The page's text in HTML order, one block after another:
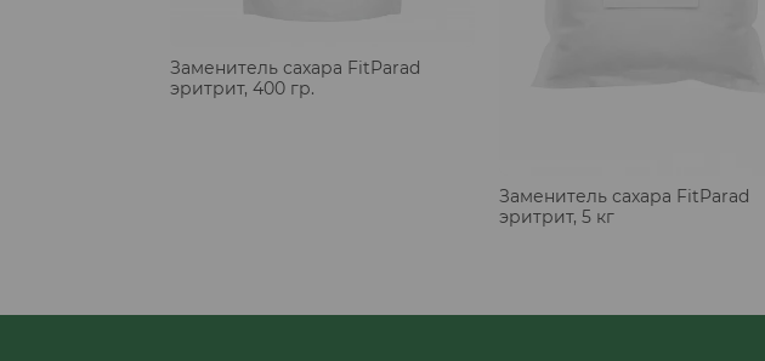
Заменитель сахара FitParad
эритрит, 400 гр.
Заменитель сахара FitParad
эритрит, 5 кг